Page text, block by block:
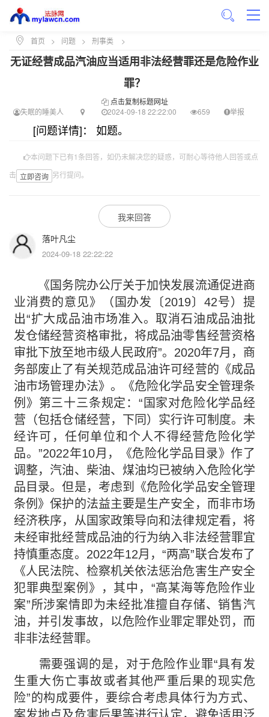
首页 > 问题 > 刑事类 >
无证经营成品汽油应当适用非法经营罪还是危险作业
罪？
点击复制标题网址
失眠的睡美人
2024-09-18 22:22:00 659 举报
[问题详情]： 如题。
本问题下已有1条回答，如仍未解决您的疑惑，可耐心等待他人回答或点
击 立即咨询 另行提问。
我来回答
落叶凡尘
2024-09-18 22:22:22
《国务院办公厅关于加快发展流通促进商
业消费的意见》（国办发〔2019〕42号）提
出“扩大成品油市场准入。取消石油成品油批
发仓储经营资格审批，将成品油零售经营资格
审批下放至地市级人民政府”。2020年7月，商
务部废止了有关规范成品油许可经营的《成品
油市场管理办法》。《危险化学品安全管理条
例》第三十三条规定：“国家对危险化学品经
营（包括仓储经营，下同）实行许可制度。未
经许可，任何单位和个人不得经营危险化学
品。”2022年10月，《危险化学品目录》作了
调整，汽油、柴油、煤油均已被纳入危险化学
品目录。但是，考虑到《危险化学品安全管理
条例》保护的法益主要是生产安全，而非市场
经济秩序，从国家政策导向和法律规定看，将
未经审批经营成品油的行为纳入非法经营罪宜
持慎重态度。2022年12月，“两高”联合发布了
《人民法院、检察机关依法惩治危害生产安全
犯罪典型案例》，其中，“高某海等危险作业
案”所涉案情即为未经批准擅自存储、销售汽
油，并引发事故，以危险作业罪定罪处罚，而
非非法经营罪。
需要强调的是，对于危险作业罪“具有发
生重大伤亡事故或者其他严重后果的现实危
险”的构成要件，要综合考虑具体行为方式、